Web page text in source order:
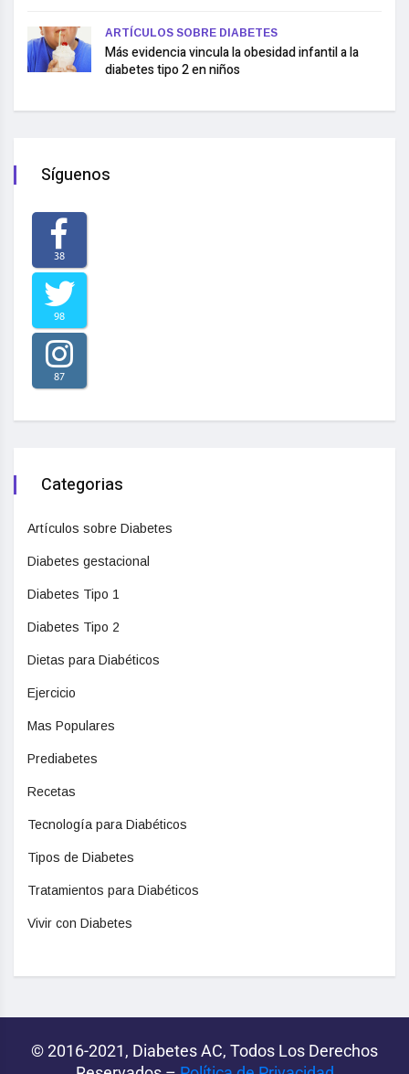
ARTÍCULOS SOBRE DIABETES
Más evidencia vincula la obesidad infantil a la
diabetes tipo 2 en niños
Síguenos
38
98
87
Categorias
Artículos sobre Diabetes
Diabetes gestacional
Diabetes Tipo 1
Diabetes Tipo 2
Dietas para Diabéticos
Ejercicio
Mas Populares
Prediabetes
Recetas
Tecnología para Diabéticos
Tipos de Diabetes
Tratamientos para Diabéticos
Vivir con Diabetes
© 2016-2021, Diabetes AC, Todos Los Derechos